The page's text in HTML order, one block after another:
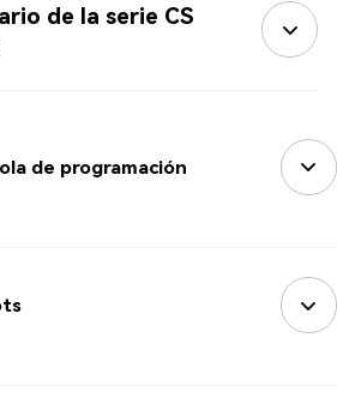
de la serie CS
de programación